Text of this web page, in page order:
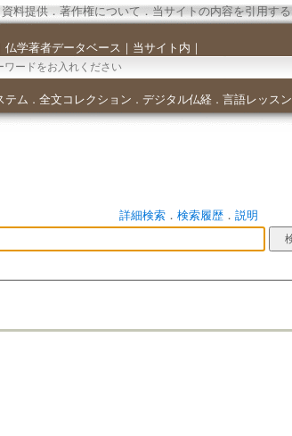
資料提供． 著作権について．当サイトの内容を引用する
仏学著者データベース ｜ 当サイト内 ｜
テム ． 全文コレクション ． デジタル仏経． 言語レッスン
詳細検索． 検索履歴． 説明